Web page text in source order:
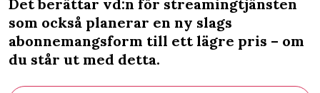
Det berättar vd:n för streamingtjänsten
som också planerar en ny slags
abonnemangsform till ett lägre pris – om
du står ut med detta.